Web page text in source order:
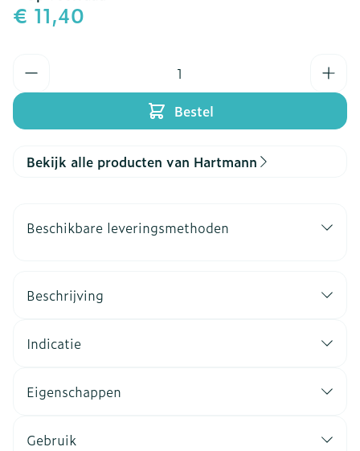
€ 11,40
Bestel
Bekijk alle producten van Hartmann
Beschikbare leveringsmethoden
Beschrijving
Indicatie
Eigenschappen
Gebruik